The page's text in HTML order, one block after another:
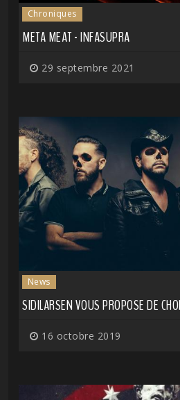
Chroniques
META MEAT - INFASUPRA
29 septembre 2021
News
SIDILARSEN VOUS PROPOSE DE
16 octobre 2019